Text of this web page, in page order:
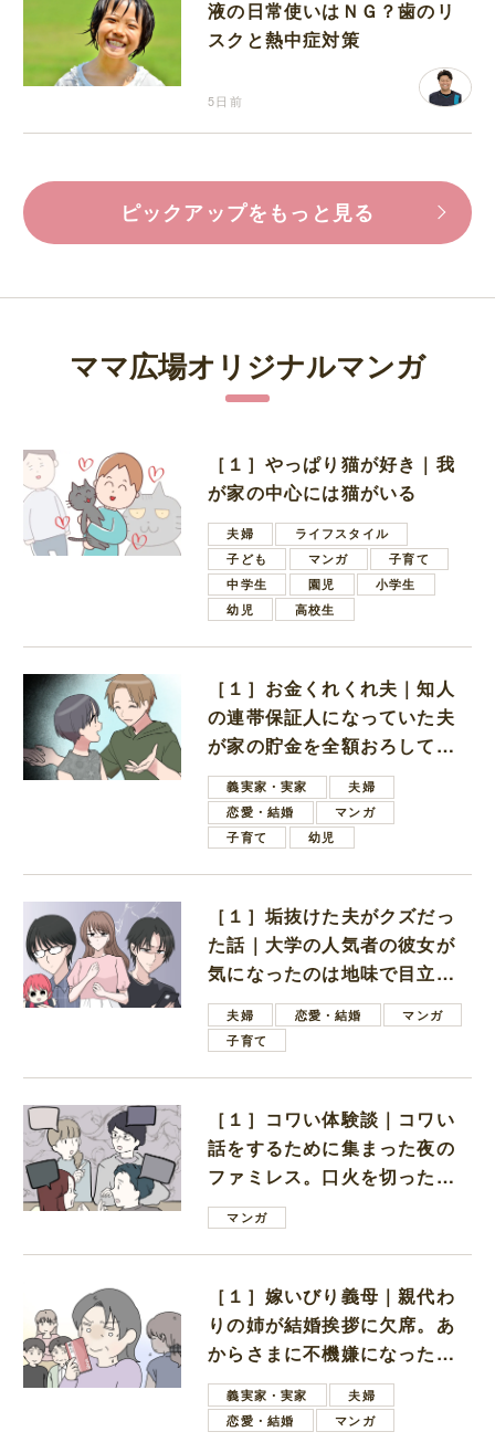
液の日常使いはＮＧ？歯のリ
スクと熱中症対策
5日前
ピックアップをもっと見る
ママ広場オリジナルマンガ
［１］やっぱり猫が好き｜我
が家の中心には猫がいる
夫婦
ライフスタイル
子ども
マンガ
子育て
中学生
園児
小学生
幼児
高校生
［１］お金くれくれ夫｜知人
の連帯保証人になっていた夫
が家の貯金を全額おろしてほ
しいと言ってきた
義実家・実家
夫婦
恋愛・結婚
マンガ
子育て
幼児
［１］垢抜けた夫がクズだっ
た話｜大学の人気者の彼女が
気になったのは地味で目立た
ない男子学生
夫婦 恋愛・結婚
マンガ
子育て
［１］コワい体験談｜コワい
話をするために集まった夜の
ファミレス。口火を切ったの
は電車好きの男の子ママ
マンガ
［１］嫁いびり義母｜親代わ
りの姉が結婚挨拶に欠席。あ
からさまに不機嫌になった義
母義実家・実家
夫婦
恋愛・結婚
マンガ